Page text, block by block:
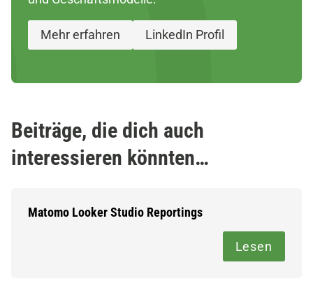
Mehr erfahren LinkedIn Profil
Beiträge, die dich auch
interessieren könnten…
Matomo Looker Studio Reportings
Lesen